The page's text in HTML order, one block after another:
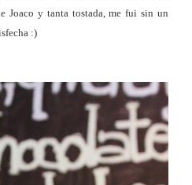
Joaco y tanta tostada, me fui sin un
:)